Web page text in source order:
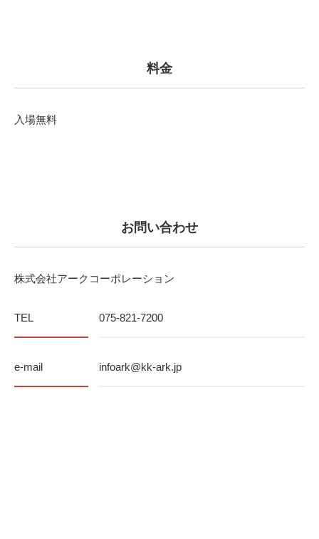
料金
入場無料
お問い合わせ
株式会社アークコーポレーション
TEL 075-821-7200
e-mail infoark@kk-ark.jp